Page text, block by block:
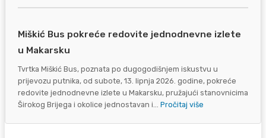
Miškić Bus pokreće redovite jednodnevne izlete
u Makarsku
Tvrtka Miškić Bus, poznata po dugogodišnjem iskustvu u
prijevozu putnika, od subote, 13. lipnja 2026. godine, pokreće
redovite jednodnevne izlete u Makarsku, pružajući stanovnicima
Širokog Brijega i okolice jednostavan i... Pročitaj više